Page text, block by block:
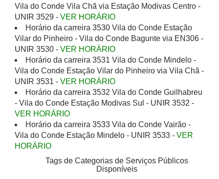
Vila do Conde Vila Chã via Estação Modivas Centro -
UNIR 3529 - VER HORÁRIO
Horário da carreira 3530 Vila do Conde Estação
Vilar do Pinheiro - Vila do Conde Bagunte via EN306 -
UNIR 3530 - VER HORÁRIO
Horário da carreira 3531 Vila do Conde Mindelo -
Vila do Conde Estação Vilar do Pinheiro via Vila Chã -
UNIR 3531 - VER HORÁRIO
Horário da carreira 3532 Vila do Conde Guilhabreu
- Vila do Conde Estação Modivas Sul - UNIR 3532 -
VER HORÁRIO
Horário da carreira 3533 Vila do Conde Vairão -
Vila do Conde Estação Mindelo - UNIR 3533 - VER
HORÁRIO
Tags de Categorias de Serviços Públicos
Disponíveis